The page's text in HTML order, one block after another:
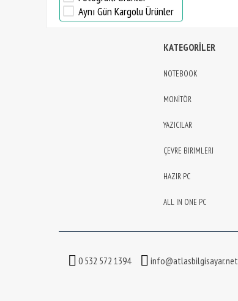
Aynı Gün Kargolu Ürünler
KATEGORİLER
NOTEBOOK
MONİTÖR
YAZICILAR
ÇEVRE BİRİMLERİ
HAZIR PC
ALL IN ONE PC
0 532 572 1394 info@atlasbilgisayar.net